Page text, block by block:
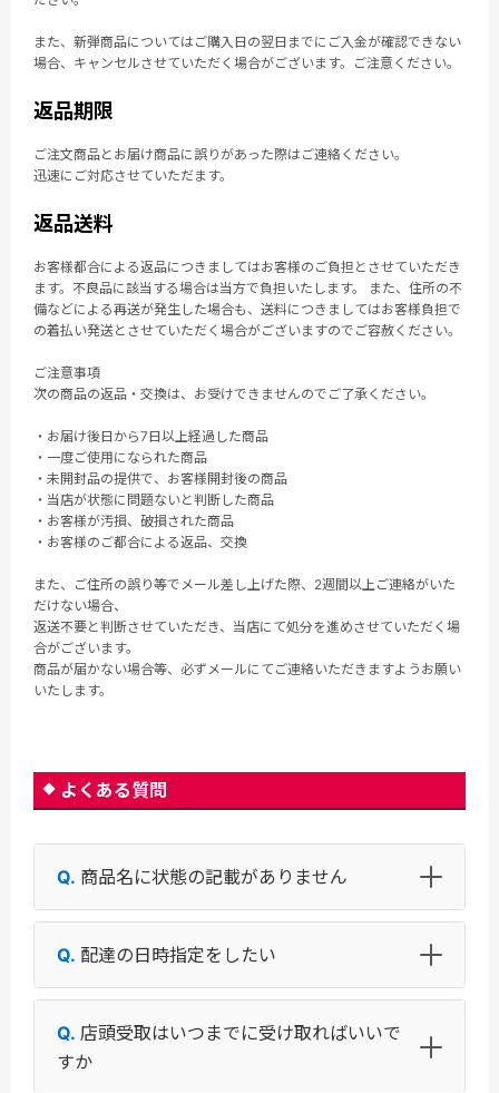
また、新弾商品についてはご購入日の翌日までにご入金が確認できない
場合、キャンセルさせていただく場合がございます。ご注意ください。
返品期限
ご注文商品とお届け商品に誤りがあった際はご連絡ください。
迅速にご対応させていただます。
返品送料
お客様都合による返品につきましてはお客様のご負担とさせていただき
ます。不良品に該当する場合は当方で負担いたします。 また、住所の不
備などによる再送が発生した場合も、送料につきましてはお客様負担で
の着払い発送とさせていただく場合がございますのでご容赦ください。
ご注意事項
次の商品の返品・交換は、お受けできませんのでご了承ください。
・お届け後日から7日以上経過した商品
・一度ご使用になられた商品
・未開封品の提供で、お客様開封後の商品
・当店が状態に問題ないと判断した商品
・お客様が汚損、破損された商品
・お客様のご都合による返品、交換
また、ご住所の誤り等でメール差し上げた際、2週間以上ご連絡がいた
だけない場合、
返送不要と判断させていただき、当店にて処分を進めさせていただく場
合がございます。
商品が届かない場合等、必ずメールにてご連絡いただきますようお願い
いたします。
よくある質問
商品名に状態の記載がありません
配達の日時指定をしたい
店頭受取はいつまでに受け取ればいいで
すか